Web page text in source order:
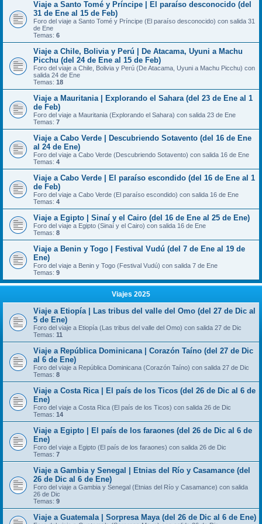
Viaje a Santo Tomé y Príncipe | El paraíso desconocido (del
31 de Ene al 15 de Feb)
Foro del viaje a Santo Tomé y Príncipe (El paraíso desconocido) con salida 31
de Ene
Temas: 6
Viaje a Chile, Bolivia y Perú | De Atacama, Uyuni a Machu
Picchu (del 24 de Ene al 15 de Feb)
Foro del viaje a Chile, Bolivia y Perú (De Atacama, Uyuni a Machu Picchu) con
salida 24 de Ene
Temas: 18
Viaje a Mauritania | Explorando el Sahara (del 23 de Ene al 1
de Feb)
Foro del viaje a Mauritania (Explorando el Sahara) con salida 23 de Ene
Temas: 7
Viaje a Cabo Verde | Descubriendo Sotavento (del 16 de Ene
al 24 de Ene)
Foro del viaje a Cabo Verde (Descubriendo Sotavento) con salida 16 de Ene
Temas: 4
Viaje a Cabo Verde | El paraíso escondido (del 16 de Ene al 1
de Feb)
Foro del viaje a Cabo Verde (El paraíso escondido) con salida 16 de Ene
Temas: 4
Viaje a Egipto | Sinaí y el Cairo (del 16 de Ene al 25 de Ene)
Foro del viaje a Egipto (Sinaí y el Cairo) con salida 16 de Ene
Temas: 8
Viaje a Benin y Togo | Festival Vudú (del 7 de Ene al 19 de
Ene)
Foro del viaje a Benin y Togo (Festival Vudú) con salida 7 de Ene
Temas: 9
Viajes 2025
Viaje a Etiopía | Las tribus del valle del Omo (del 27 de Dic al
5 de Ene)
Foro del viaje a Etiopía (Las tribus del valle del Omo) con salida 27 de Dic
Temas: 11
Viaje a República Dominicana | Corazón Taíno (del 27 de Dic
al 6 de Ene)
Foro del viaje a República Dominicana (Corazón Taíno) con salida 27 de Dic
Temas: 8
Viaje a Costa Rica | El país de los Ticos (del 26 de Dic al 6 de
Ene)
Foro del viaje a Costa Rica (El país de los Ticos) con salida 26 de Dic
Temas: 14
Viaje a Egipto | El país de los faraones (del 26 de Dic al 6 de
Ene)
Foro del viaje a Egipto (El país de los faraones) con salida 26 de Dic
Temas: 7
Viaje a Gambia y Senegal | Etnias del Río y Casamance (del
26 de Dic al 6 de Ene)
Foro del viaje a Gambia y Senegal (Etnias del Río y Casamance) con salida
26 de Dic
Temas: 9
Viaje a Guatemala | Sorpresa Maya (del 26 de Dic al 6 de Ene)